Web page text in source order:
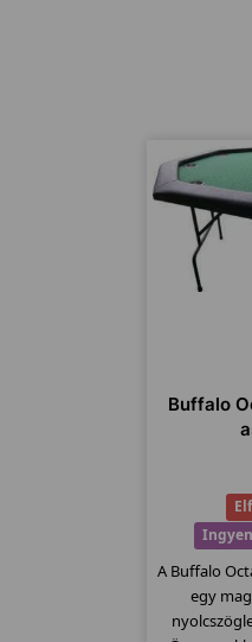
Buffalo
A Buffalo
egy